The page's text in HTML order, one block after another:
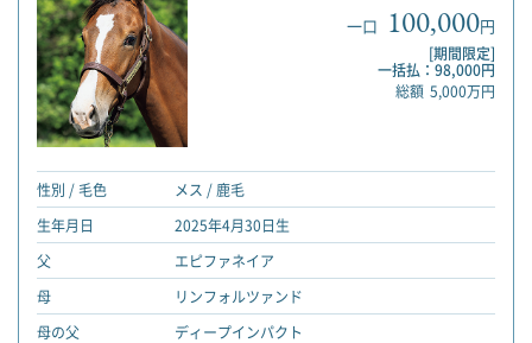
一口 100,000円
[期間限定]
一括払：98,000円
総額 5,000万円
性別 / 毛色
メス / 鹿毛
生年月日
2025年4月30日生
父
エピファネイア
母
リンフォルツァンド
母の父
ディープインパクト